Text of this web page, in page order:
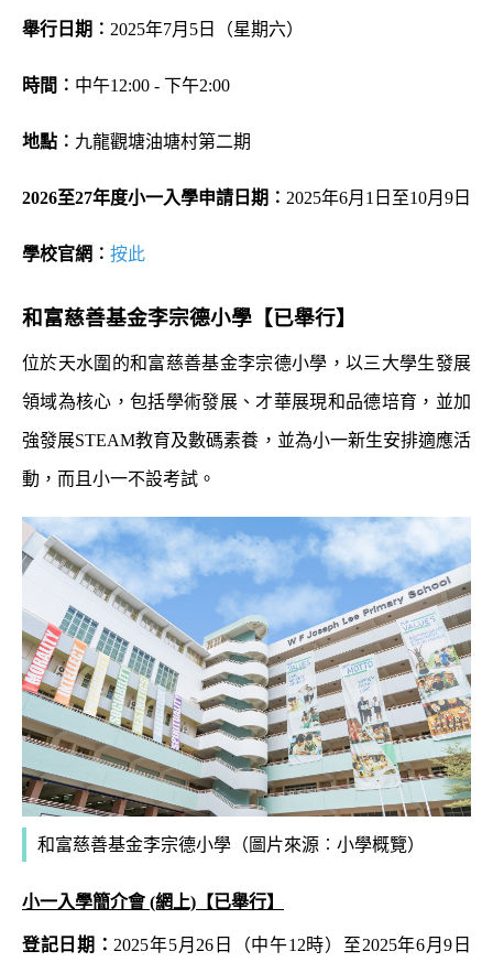
舉行日期︰ 2025年7月5日（星期六）
時間︰ 中午12:00 - 下午2:00
地點︰ 九龍觀塘油塘村第二期
2026至27年度小一入學申請日期︰ 2025年6月1日至10月9日
學校官網︰ 按此
和富慈善基金李宗德小學 【已舉行】
位於天水圍的和富慈善基金李宗德小學，以三大學生發展
領域為核心，包括學術發展、才華展現和品德培育，並加
強發展STEAM教育及數碼素養，並為小一新生安排適應活
動，而且小一不設考試。
和富慈善基金李宗德小學（圖片來源︰小學概覽）
小一入學簡介會 (網上) 【已舉行】
登記日期： 2025年5月26日 （中午12時） 至2025年6月9日